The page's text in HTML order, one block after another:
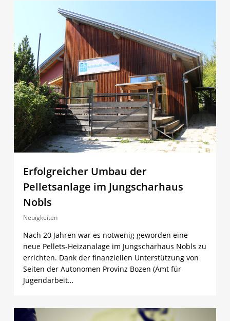
Erfolgreicher Umbau der
Pelletsanlage im Jungscharhaus
Nobls
Neuigkeiten
Nach 20 Jahren war es notwenig geworden eine
neue Pellets-Heizanalage im Jungscharhaus Nobls zu
errichten. Dank der finanziellen Unterstützung von
Seiten der Autonomen Provinz Bozen (Amt für
Jugendarbeit…
2